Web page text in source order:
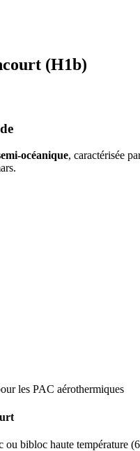
(H1b)
océanique, caractérisée
.
les PAC aérothermiques
ou bibloc haute température